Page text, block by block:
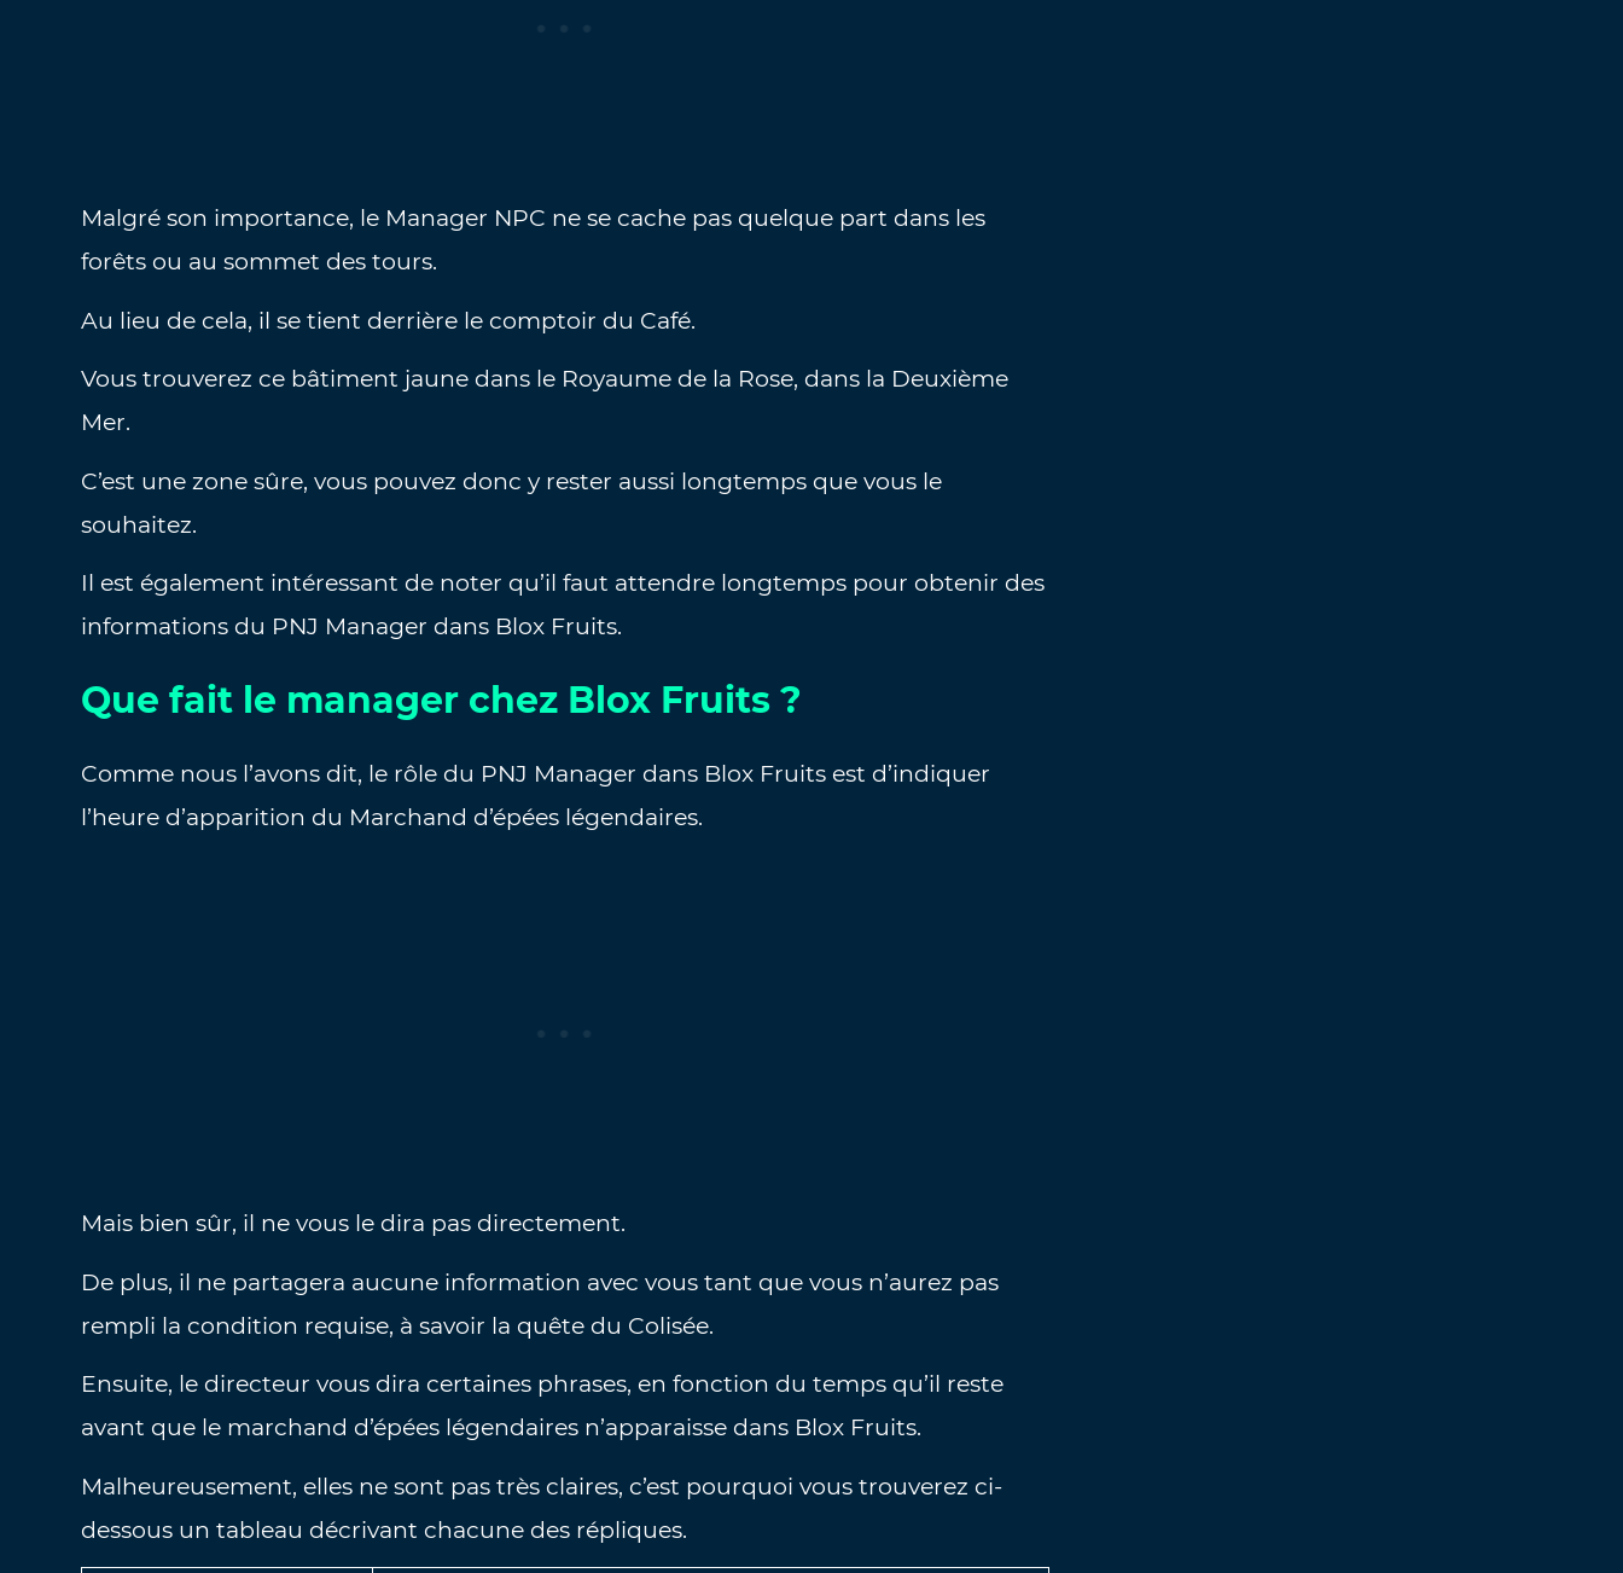
Malgré son importance, le Manager NPC ne se cache pas quelque part dans les
forêts ou au sommet des tours.
Au lieu de cela, il se tient derrière le comptoir du Café.
Vous trouverez ce bâtiment jaune dans le Royaume de la Rose, dans la Deuxième
Mer.
C’est une zone sûre, vous pouvez donc y rester aussi longtemps que vous le
souhaitez.
Il est également intéressant de noter qu’il faut attendre longtemps pour obtenir des
informations du PNJ Manager dans Blox Fruits.
Que fait le manager chez Blox Fruits ?
Comme nous l’avons dit, le rôle du PNJ Manager dans Blox Fruits est d’indiquer
l’heure d’apparition du Marchand d’épées légendaires.
Mais bien sûr, il ne vous le dira pas directement.
De plus, il ne partagera aucune information avec vous tant que vous n’aurez pas
rempli la condition requise, à savoir la quête du Colisée.
Ensuite, le directeur vous dira certaines phrases, en fonction du temps qu’il reste
avant que le marchand d’épées légendaires n’apparaisse dans Blox Fruits.
Malheureusement, elles ne sont pas très claires, c’est pourquoi vous trouverez ci-
dessous un tableau décrivant chacune des répliques.